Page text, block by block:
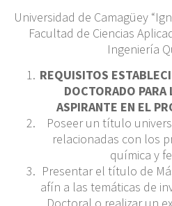
Universidad de Camagüey
Facultad de Ciencias
Ingeniería
REQUISITOS
DOCTORADO
ASPIRANTE EN EL
Poseer un título
relacionadas con los
química y
Presentar el título de
afín a las temáticas de
Doctoral o realizar un